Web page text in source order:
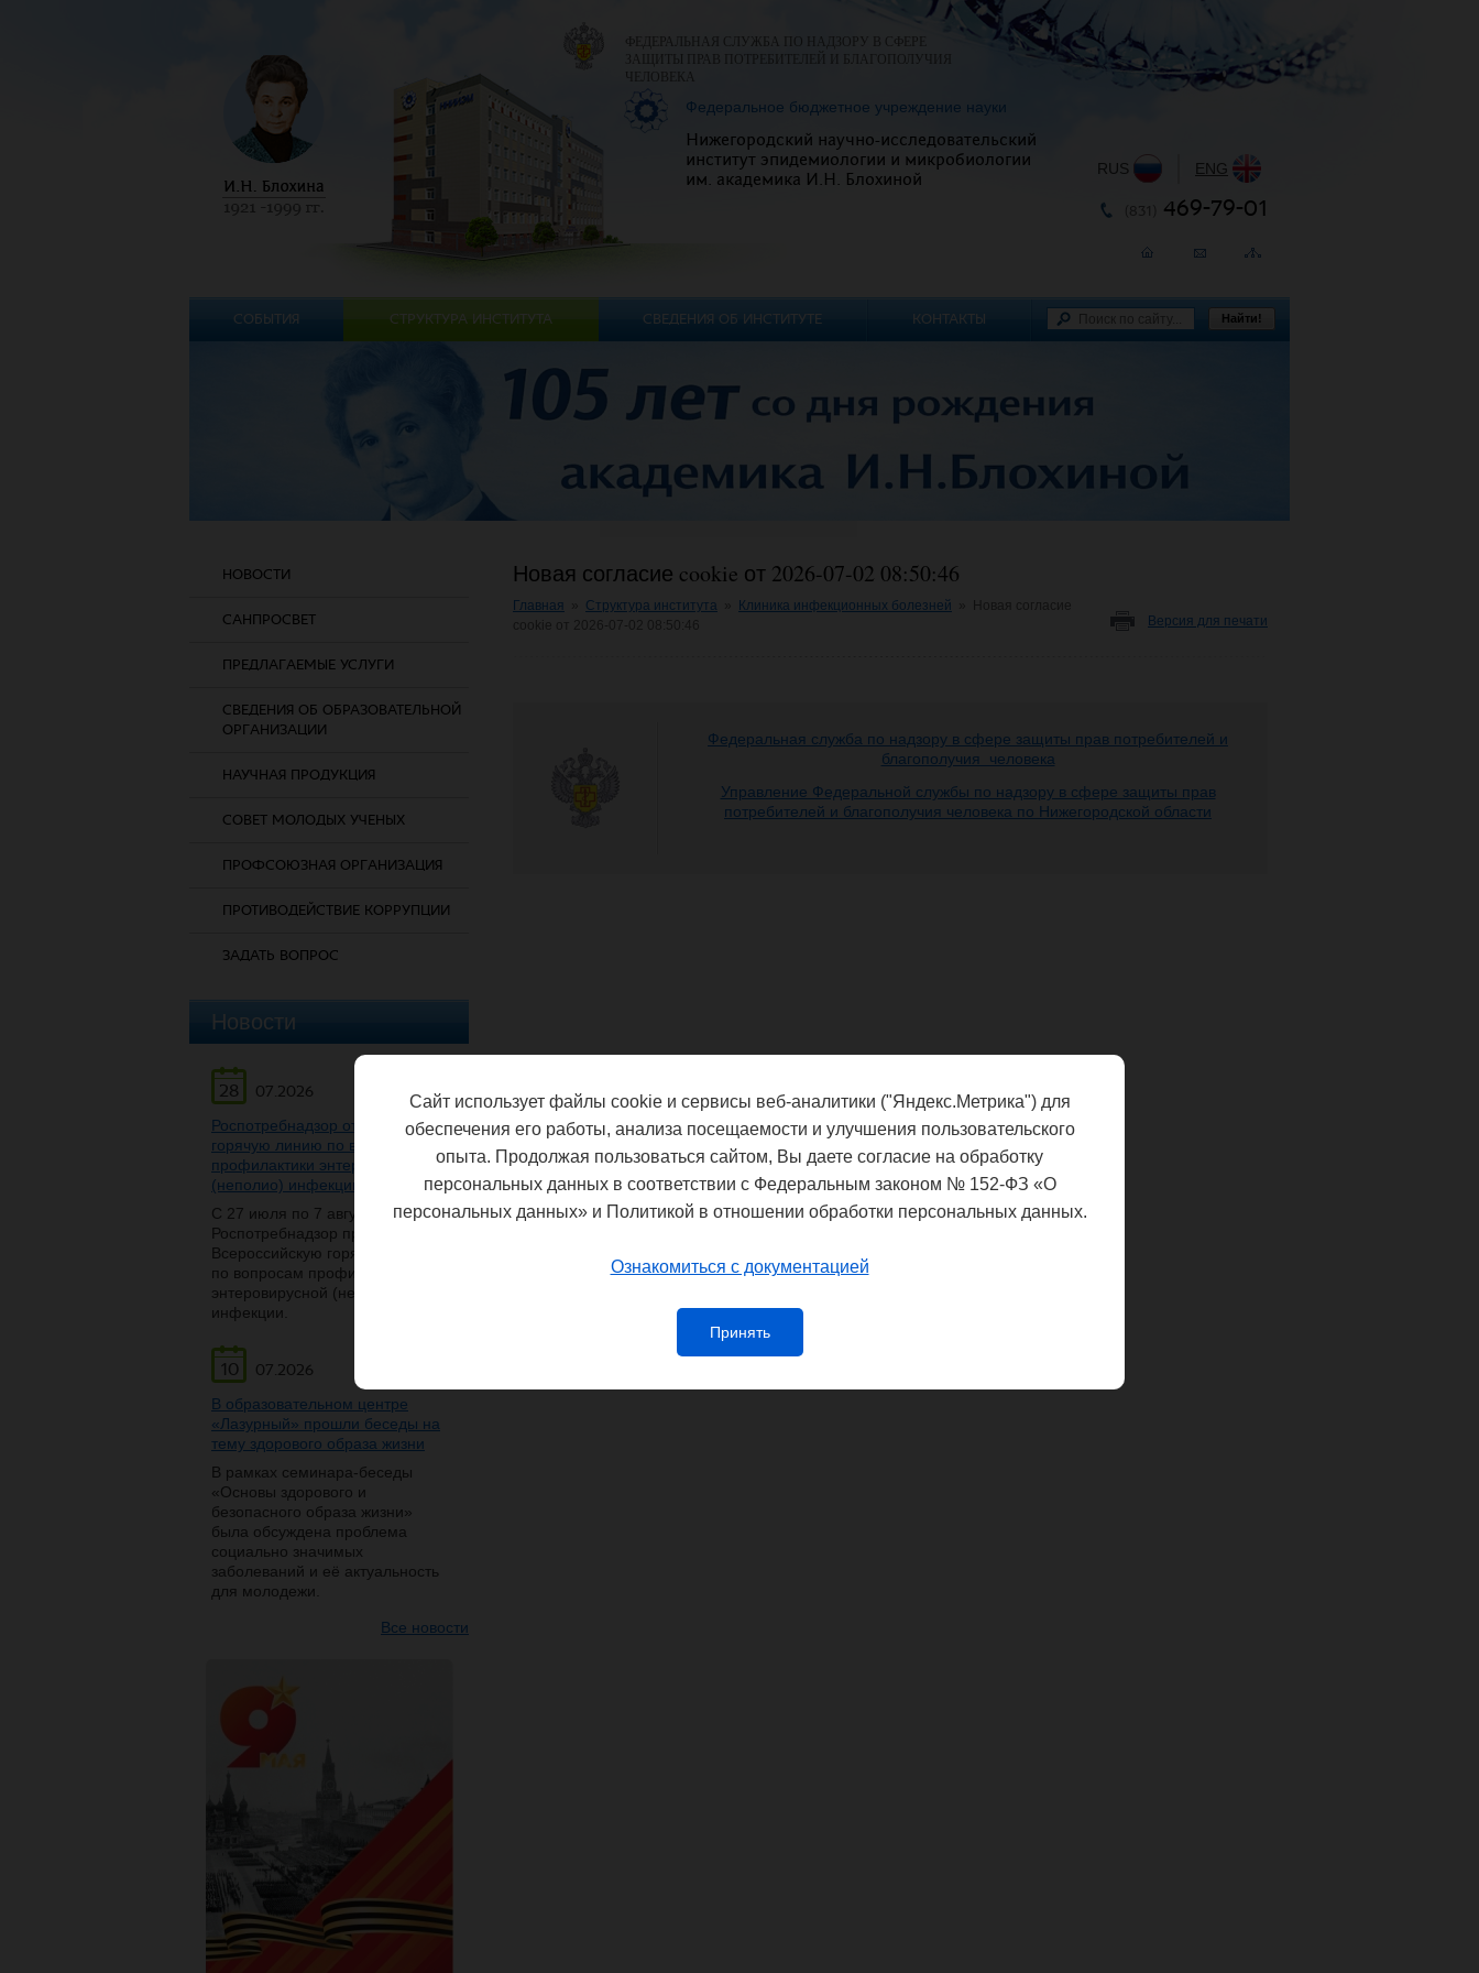
НОВОСТИ
САНПРОСВЕТ
ПРЕДЛАГАЕМЫЕ УСЛУГИ
СВЕДЕНИЯ ОБ ОБРАЗОВАТЕЛЬНОЙ
ОРГАНИЗАЦИИ
НАУЧНАЯ ПРОДУКЦИЯ
СОВЕТ МОЛОДЫХ УЧЕНЫХ
ПРОФСОЮЗНАЯ ОРГАНИЗАЦИЯ
ПРОТИВОДЕЙСТВИЕ КОРРУПЦИИ
ЗАДАТЬ ВОПРОС
Новости
28
07.2026
Роспотребнадзор открывает
горячую линию по вопросам
профилактики энтеровирусной
(неполио) инфекции
С 27 июля по 7 августа
Роспотребнадзор проведет
Всероссийскую горячую линию
по вопросам профилактики
энтеровирусной (неполио)
инфекции.
10
07.2026
В образовательном центре
«Лазурный» прошли беседы на
тему здорового образа жизни
В рамках семинара-беседы
«Основы здорового и
безопасного образа жизни»
была обсуждена проблема
социально значимых
заболеваний и её актуальность
для молодежи.
Все новости
Новая согласие cookie от 2026-07-02 08:50:46
Главная Структура института Клиника инфекционных болезней
Версия для печати
Федеральная служба по надзору в сфере защиты прав потребителей и
благополучия человека
Управление Федеральной службы по надзору в сфере защиты прав
потребителей и благополучия человека по Нижегородской области
ФЕДЕРАЛЬНАЯ СЛУЖБА ПО НАДЗОРУ В СФЕРЕ
ЗАЩИТЫ ПРАВ ПОТРЕБИТЕЛЕЙ И БЛАГОПОЛУЧИЯ
ЧЕЛОВЕКА
Федеральное бюджетное учреждение науки
Нижегородский научно-исследовательский
институт эпидемиологии и микробиологии
им. академика И.Н. Блохиной
RUS ENG
469-79-01
СОБЫТИЯ СТРУКТУРА ИНСТИТУТА СВЕДЕНИЯ ОБ ИНСТИТУТЕ КОНТАКТЫ Найти!
Сайт использует файлы cookie и сервисы веб-аналитики ("Яндекс.Метрика") для
обеспечения его работы, анализа посещаемости и улучшения пользовательского
опыта. Продолжая пользоваться сайтом, Вы даете согласие на обработку
персональных данных в соответствии с Федеральным законом № 152-ФЗ «О
персональных данных» и Политикой в отношении обработки персональных данных.
Ознакомиться с документацией
Принять